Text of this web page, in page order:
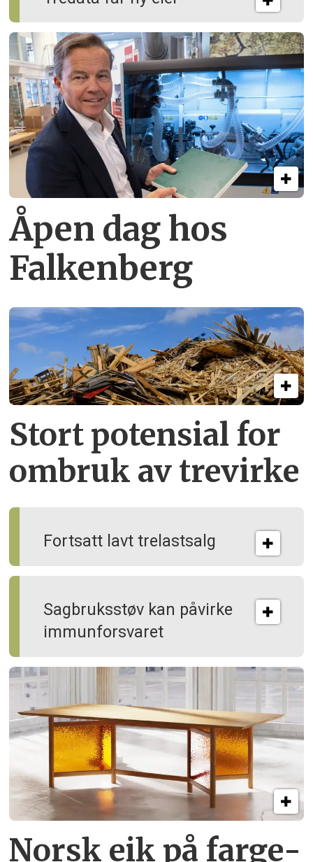
Åpen dag hos
Falkenberg
Stort potensial for
ombruk av tre­virke
Fortsatt lavt trelastsalg
Sagbruksstøv kan på­virke
immun­forsvaret
Norsk eik på farge­